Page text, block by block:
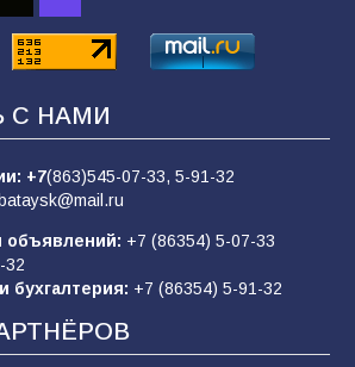
о мобилизации — это
разведка
на заявления Зеленского о
С НАМИ
+7(863)545-07-33, 5-91-32
объявлений: +7 (86354) 5-07-33
32
бухгалтерия: +7 (86354) 5-91-32